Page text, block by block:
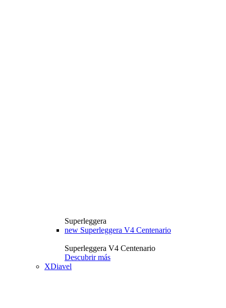
Superleggera
new Superleggera V4 Centenario
Superleggera V4 Centenario
Descubrir más
XDiavel